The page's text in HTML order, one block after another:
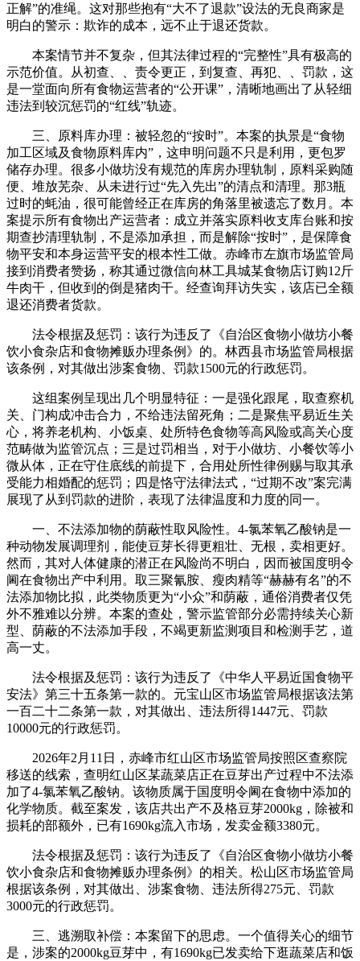
正解”的准绳。这对那些抱有“大不了退款”设法的无良商家是
明白的警示：欺诈的成本，远不止于退还货款。
本案情节并不复杂，但其法律过程的“完整性”具有极高的
示范价值。从初查、、责令更正，到复查、再犯、、罚款，这
是一堂面向所有食物运营者的“公开课”，清晰地画出了从轻细
违法到较沉惩罚的“红线”轨迹。
三、原料库办理：被轻忽的“按时”。本案的执景是“食物
加工区域及食物原料库内”，这申明问题不只是利用，更包罗
储存办理。很多小做坊没有规范的库房办理轨制，原料采购随
便、堆放芜杂、从未进行过“先入先出”的清点和清理。那3瓶
过时的蚝油，很可能曾经正在库房的角落里被遗忘了数月。本
案提示所有食物出产运营者：成立并落实原料收支库台账和按
期查抄清理轨制，不是添加承担，而是解除“按时”，是保障食
物平安和本身运营平安的根本性工做。赤峰市左旗市场监管局
接到消费者赞扬，称其通过微信向林工具城某食物店订购12斤
牛肉干，但收到的倒是猪肉干。经查询拜访失实，该店已全额
退还消费者货款。
法令根据及惩罚：该行为违反了《自治区食物小做坊小餐
饮小食杂店和食物摊贩办理条例》的。林西县市场监管局根据
该条例，对其做出涉案食物、罚款1500元的行政惩罚。
这组案例呈现出几个明显特征：一是强化跟尾，取查察机
关、门构成冲击合力，不给违法留死角；二是聚焦平易近生关
心，将养老机构、小饭桌、处所特色食物等高风险或高关心度
范畴做为监管沉点；三是过罚相当，对于小做坊、小餐饮等小
微从体，正在守住底线的前提下，合用处所性律例赐与取其承
受能力相婚配的惩罚；四是恪守法律法式，“过期不改”案完满
展现了从到罚款的进阶，表现了法律温度和力度的同一。
一、不法添加物的荫蔽性取风险性。4-氯苯氧乙酸钠是一
种动物发展调理剂，能使豆芽长得更粗壮、无根，卖相更好。
然而，其对人体健康的潜正在风险尚不明白，因而被国度明令
阃在食物出产中利用。取三聚氰胺、瘦肉精等“赫赫有名”的不
法添加物比拟，此类物质更为“小众”和荫蔽，通俗消费者仅凭
外不雅难以分辨。本案的查处，警示监管部分必需持续关心新
型、荫蔽的不法添加手段，不竭更新监测项目和检测手艺，道
高一丈。
法令根据及惩罚：该行为违反了《中华人平易近国食物平
安法》第三十五条第一款的。元宝山区市场监管局根据该法第
一百二十二条第一款，对其做出、违法所得1447元、罚款
10000元的行政惩罚。
2026年2月11日，赤峰市红山区市场监管局按照区查察院
移送的线索，查明红山区某蔬菜店正在豆芽出产过程中不法添
加了4-氯苯氧乙酸钠。该物质属于国度明令阃在食物中添加的
化学物质。截至案发，该店共出产不及格豆芽2000kg，除被和
损耗的部额外，已有1690kg流入市场，发卖金额3380元。
法令根据及惩罚：该行为违反了《自治区食物小做坊小餐
饮小食杂店和食物摊贩办理条例》的相关。松山区市场监管局
根据该条例，对其做出、涉案食物、违法所得275元、罚款
3000元的行政惩罚。
三、逃溯取补偿：本案留下的思虑。一个值得关心的细节
是，涉案的2000kg豆芽中，有1690kg已发卖给下逛蔬菜店和饭